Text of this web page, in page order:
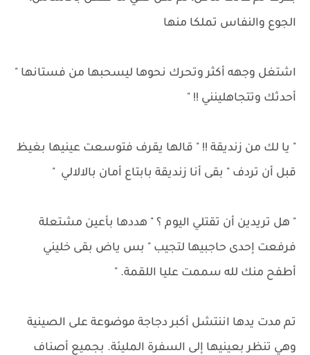
الجوع والنفاس تملكا منها
اشتغل وجهه أكثر وتحرك نحوها ليسحبها من فستانها "
أحدثك وتتجاهلينني !! "
" يا لك من زنديقة !! " قالها يقرف فتوسعت عينيها بغيظ
قبل أن تردف " بقى أنا زنديقة بابتاع أمان بالالالي "
" هل تريدين أن تقتلي اليوم ؟ " هددها بأعين مشتعلة
فرفعت إحدى حاجبيها لتجيب " بس ياض بقى خليني
أطفح منك لله سممت عليا اللقمة. "
تم مدت يدها اننتشل أكبر دجاجة موضوعة على الصينية
وهي تنظر بعينيها إلى السفرة المليئة. بجميع أصناف